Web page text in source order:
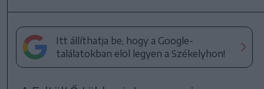
Itt állíthatja be, hogy a Google-
találatokban elöl legyen a Székelyhon!